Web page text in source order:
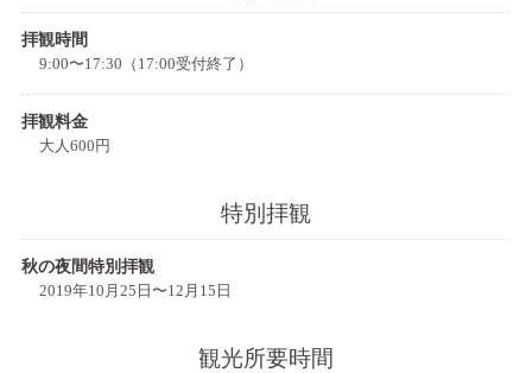
拝観時間
9:00〜17:30（17:00受付終了）
拝観料金
大人600円
特別拝観
秋の夜間特別拝観
2019年10月25日〜12月15日
観光所要時間